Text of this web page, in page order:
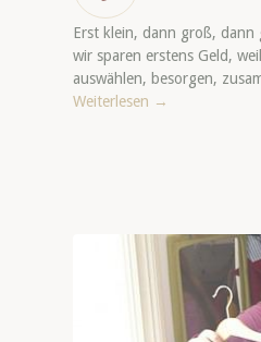
Erst klein, dann groß,
wir sparen erstens Geld,
auswählen, besorgen,
Weiterlesen →